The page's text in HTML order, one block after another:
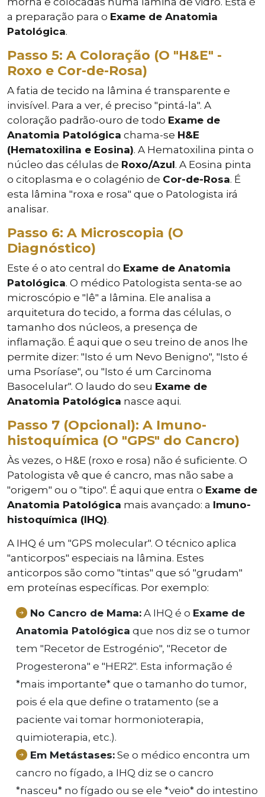
a preparação para o Exame de Anatomia
Patológica.
Passo 5: A Coloração (O "H&E" -
Roxo e Cor-de-Rosa)
A fatia de tecido na lâmina é transparente e
invisível. Para a ver, é preciso "pintá-la". A
coloração padrão-ouro de todo Exame de
Anatomia Patológica chama-se H&E
(Hematoxilina e Eosina). A Hematoxilina pinta o
núcleo das células de Roxo/Azul. A Eosina pinta
o citoplasma e o colagénio de Cor-de-Rosa. É
esta lâmina "roxa e rosa" que o Patologista irá
analisar.
Passo 6: A Microscopia (O
Diagnóstico)
Este é o ato central do Exame de Anatomia
Patológica. O médico Patologista senta-se ao
microscópio e "lê" a lâmina. Ele analisa a
arquitetura do tecido, a forma das células, o
tamanho dos núcleos, a presença de
inflamação. É aqui que o seu treino de anos lhe
permite dizer: "Isto é um Nevo Benigno", "Isto é
uma Psoríase", ou "Isto é um Carcinoma
Basocelular". O laudo do seu Exame de
Anatomia Patológica nasce aqui.
Passo 7 (Opcional): A Imuno-
histoquímica (O "GPS" do Cancro)
Às vezes, o H&E (roxo e rosa) não é suficiente. O
Patologista vê que é cancro, mas não sabe a
"origem" ou o "tipo". É aqui que entra o Exame de
Anatomia Patológica mais avançado: a Imuno-
histoquímica (IHQ).
A IHQ é um "GPS molecular". O técnico aplica
"anticorpos" especiais na lâmina. Estes
anticorpos são como "tintas" que só "grudam"
em proteínas específicas. Por exemplo:
No Cancro de Mama: A IHQ é o Exame de
Anatomia Patológica que nos diz se o tumor
tem "Recetor de Estrogénio", "Recetor de
Progesterona" e "HER2". Esta informação é
*mais importante* que o tamanho do tumor,
pois é ela que define o tratamento (se a
paciente vai tomar hormonioterapia,
quimioterapia, etc.).
Em Metástases: Se o médico encontra um
cancro no fígado, a IHQ diz se o cancro
*nasceu* no fígado ou se ele *veio* do intestino